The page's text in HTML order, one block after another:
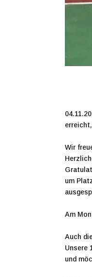
Wir
um
Am
Auch
Unsere
und